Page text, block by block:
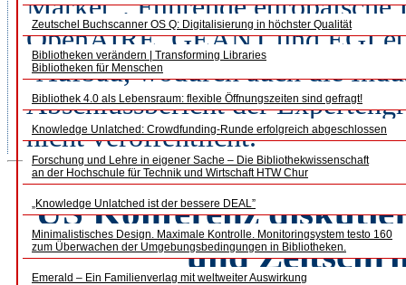
Zeutschel Buchscanner OS Q: Digitalisierung in höchster Qualität
Bibliotheken verändern | Transforming Libraries
Bibliotheken für Menschen
Bibliothek 4.0 als Lebensraum: flexible Öffnungszeiten sind gefragt!
Knowledge Unlatched: Crowdfunding-Runde erfolgreich abgeschlossen
Forschung und Lehre in eigener Sache – Die Bibliothekwissenschaft
an der Hochschule für Technik und Wirtschaft HTW Chur
„Knowledge Unlatched ist der bessere DEAL”
Minimalistisches Design. Maximale Kontrolle. Monitoringsystem testo 160
zum Überwachen der Umgebungsbedingungen in Bibliotheken.
Emerald – Ein Familienverlag mit weltweiter Auswirkung
Market“. Führende
OpenAIRE, GEANT und
-Aufbau, wodurch auch die
Abschlussbericht der
nicht veröffentlicht.
US Konferenz
und